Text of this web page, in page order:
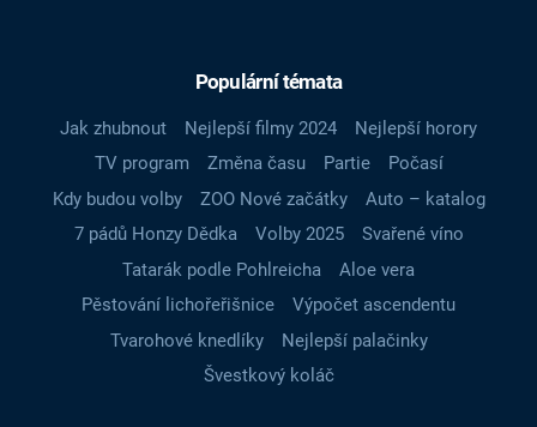
Populární témata
Jak zhubnout Nejlepší filmy 2024
Nejlepší horory
TV program
Změna času Partie
Počasí
Kdy budou volby
ZOO Nové začátky
Auto – katalog
7 pádů Honzy Dědka
Volby 2025
Svařené víno
Tatarák podle Pohlreicha
Aloe vera
Pěstování lichořeřišnice
Výpočet ascendentu
Tvarohové knedlíky
Nejlepší palačinky
Švestkový koláč